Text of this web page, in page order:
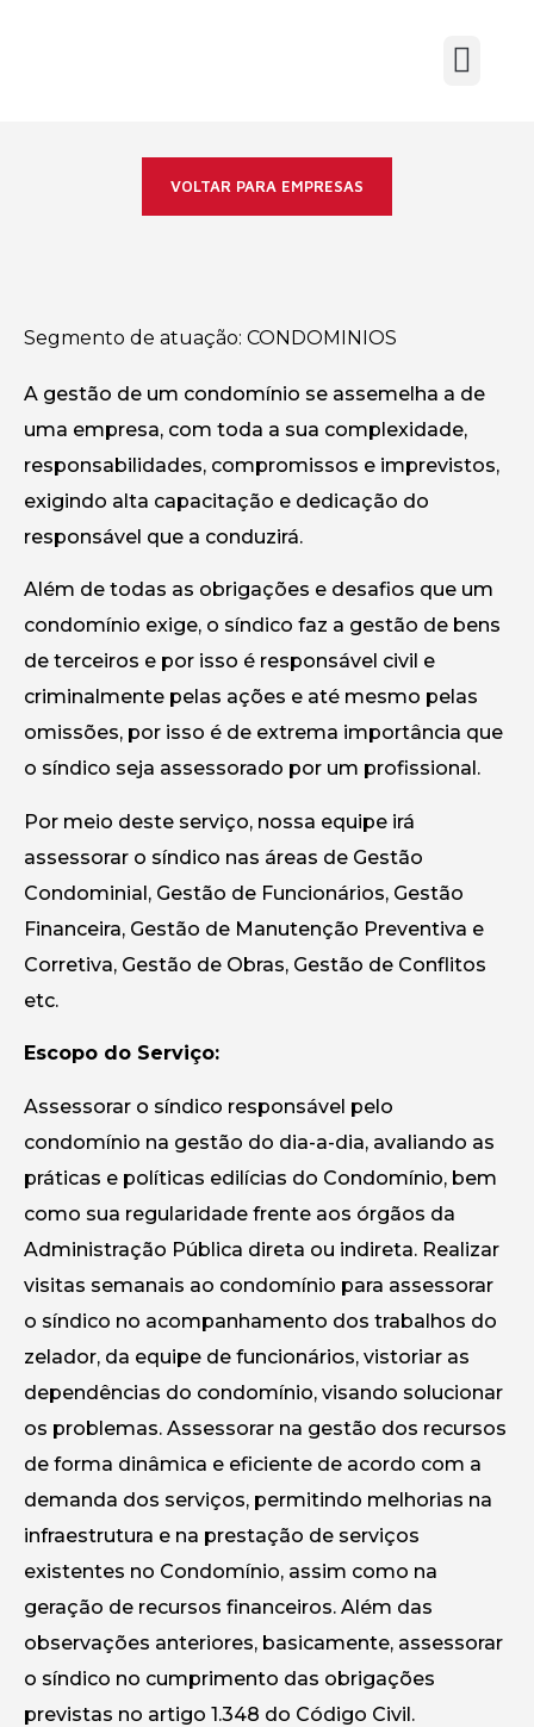
VOLTAR PARA EMPRESAS
Segmento de atuação: CONDOMINIOS
A gestão de um condomínio se assemelha a de
uma empresa, com toda a sua complexidade,
responsabilidades, compromissos e imprevistos,
exigindo alta capacitação e dedicação do
responsável que a conduzirá.
Além de todas as obrigações e desafios que um
condomínio exige, o síndico faz a gestão de bens
de terceiros e por isso é responsável civil e
criminalmente pelas ações e até mesmo pelas
omissões, por isso é de extrema importância que
o síndico seja assessorado por um profissional.
Por meio deste serviço, nossa equipe irá
assessorar o síndico nas áreas de Gestão
Condominial, Gestão de Funcionários, Gestão
Financeira, Gestão de Manutenção Preventiva e
Corretiva, Gestão de Obras, Gestão de Conflitos
etc.
Escopo do Serviço:
Assessorar o síndico responsável pelo
condomínio na gestão do dia-a-dia, avaliando as
práticas e políticas edilícias do Condomínio, bem
como sua regularidade frente aos órgãos da
Administração Pública direta ou indireta. Realizar
visitas semanais ao condomínio para assessorar
o síndico no acompanhamento dos trabalhos do
zelador, da equipe de funcionários, vistoriar as
dependências do condomínio, visando solucionar
os problemas. Assessorar na gestão dos recursos
de forma dinâmica e eficiente de acordo com a
demanda dos serviços, permitindo melhorias na
infraestrutura e na prestação de serviços
existentes no Condomínio, assim como na
geração de recursos financeiros. Além das
observações anteriores, basicamente, assessorar
o síndico no cumprimento das obrigações
previstas no artigo 1.348 do Código Civil.